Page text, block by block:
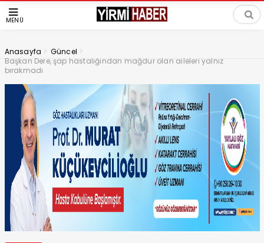
MENÜ
Anasayfa > Güncel >
Başkan Dere, şap hastalığından mağdur olan aileleri yalnız
bırakmadı